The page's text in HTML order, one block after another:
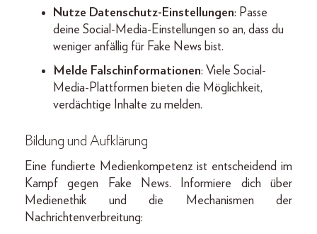
Nutze Datenschutz-Einstellungen: Passe
deine Social-Media-Einstellungen so an, dass du
weniger anfällig für Fake News bist.
Melde Falschinformationen: Viele Social-
Media-Plattformen bieten die Möglichkeit,
verdächtige Inhalte zu melden.
Bildung und Aufklärung
Eine fundierte Medienkompetenz ist entscheidend im
Kampf gegen Fake News. Informiere dich über
Medienethik und die Mechanismen der
Nachrichtenverbreitung: